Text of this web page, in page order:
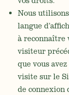
Nous
langue
à reconnaître
visiteur
que vous
visite sur le
de connexion